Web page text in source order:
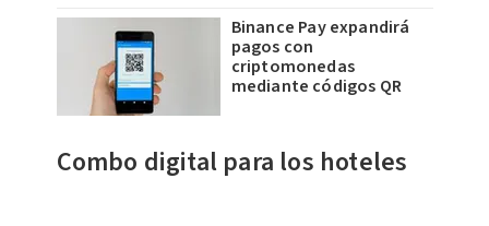
Binance Pay expandirá
pagos con
criptomonedas
mediante códigos QR
Combo digital para los hoteles